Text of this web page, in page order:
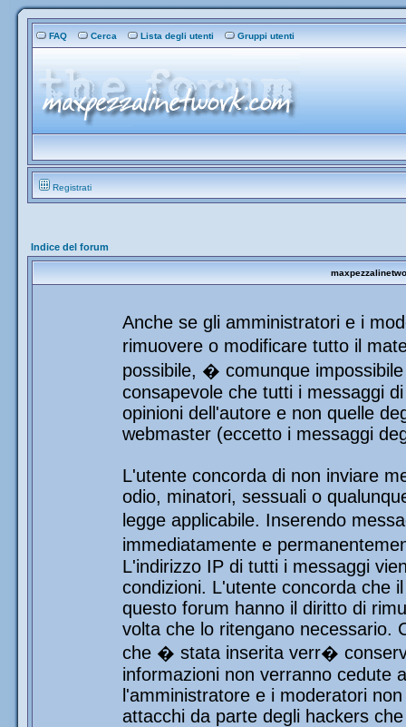
FAQ Cerca Lista degli utenti Gruppi utenti
Registrati
Indice del forum
Anche se gli amministratori e i
rimuovere o modificare tutto il
possibile, � comunque
consapevole che tutti i messaggi
opinioni dell'autore e non quelle
webmaster (eccetto i messaggi
L'utente concorda di non inviare
odio, minatori, sessuali o
legge applicabile. Inserendo
immediatamente e
L'indirizzo IP di tutti i messaggi
condizioni. L'utente concorda che
questo forum hanno il diritto di
volta che lo ritengano necessario.
che � stata inserita verr�
informazioni non verranno cedute
l'amministratore e i moderatori
attacchi da parte degli hackers